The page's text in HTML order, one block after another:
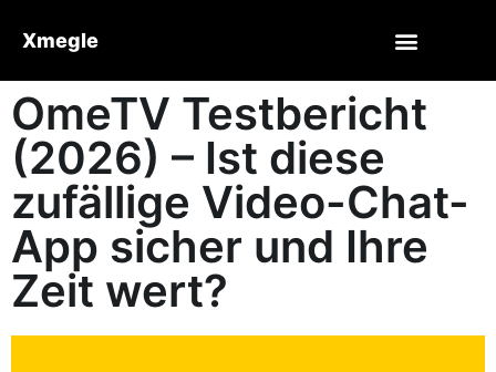
Xmegle
OmeTV Testbericht
(2026) – Ist diese
zufällige Video-Chat-
App sicher und Ihre
Zeit wert?